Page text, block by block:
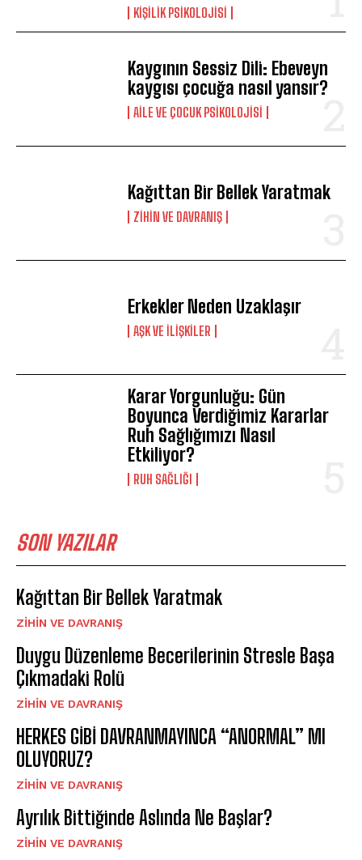
KIŞILIK PSIKOLOJISI
Kaygının Sessiz Dili: Ebeveyn
kaygısı çocuğa nasıl yansır?
AILE VE ÇOCUK PSIKOLOJISI
Kağıttan Bir Bellek Yaratmak
⁠ZIHIN VE DAVRANIŞ
Erkekler Neden Uzaklaşır
AŞK VE İLIŞKILER
Karar Yorgunluğu: Gün
Boyunca Verdiğimiz Kararlar
Ruh Sağlığımızı Nasıl
Etkiliyor?
⁠RUH SAĞLIĞI
SON YAZILAR
Kağıttan Bir Bellek Yaratmak
⁠ZIHIN VE DAVRANIŞ
Duygu Düzenleme Becerilerinin Stresle Başa
Çıkmadaki Rolü
⁠ZIHIN VE DAVRANIŞ
HERKES GİBİ DAVRANMAYINCA “ANORMAL” MI
OLUYORUZ?
⁠ZIHIN VE DAVRANIŞ
Ayrılık Bittiğinde Aslında Ne Başlar?
⁠ZIHIN VE DAVRANIŞ